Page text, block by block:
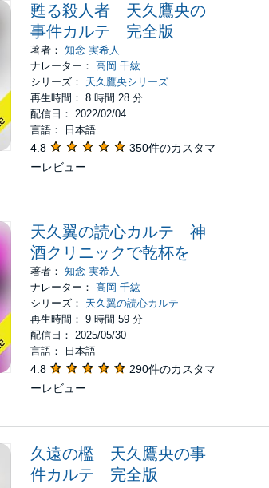
甦る殺人者 天久鷹央の
事件カルテ 完全版
著者：知念 実希人
ナレーター：高岡 千紘
シリーズ： 天久鷹央シリーズ
再生時間： 8 時間 28 分
配信日： 2022/02/04
言語： 日本語
4.8
350件のカスタマ
ーレビュー
天久翼の読心カルテ 神
酒クリニックで乾杯を
著者：知念 実希人
ナレーター：高岡 千紘
シリーズ： 天久翼の読心カルテ
再生時間： 9 時間 59 分
配信日： 2025/05/30
言語： 日本語
4.8
290件のカスタマ
ーレビュー
久遠の檻 天久鷹央の事
件カルテ 完全版